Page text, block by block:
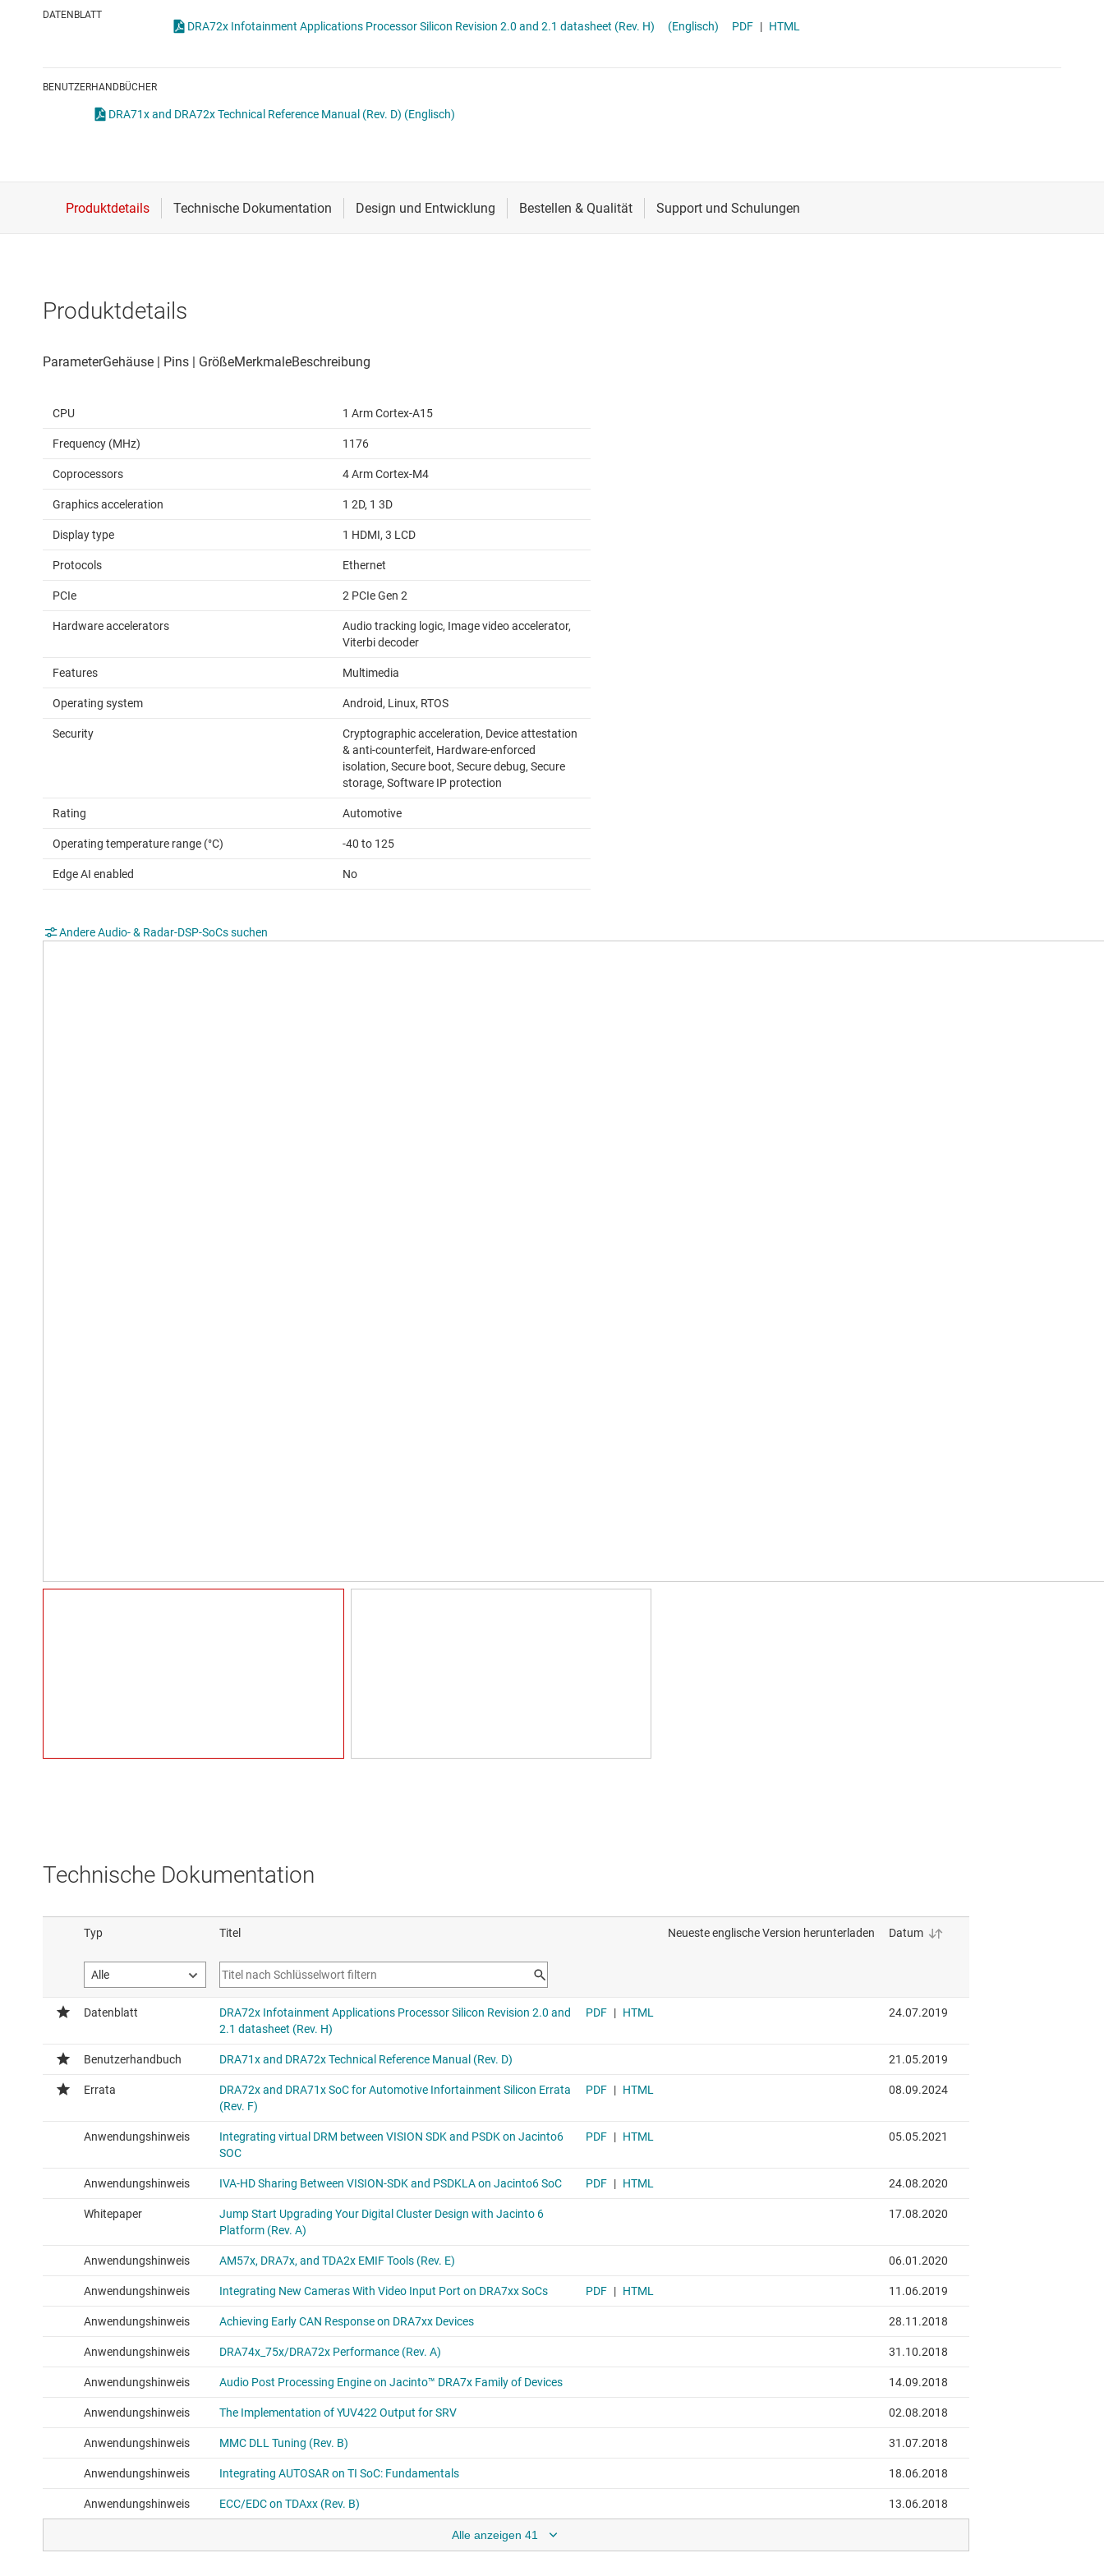
Isolierung Verstärker
DATENBLATT
DRA72x Infotainment Applications Processor Silicon Revision 2.0 and 2.1 datasheet (Rev. H) (Englisch) PDF | HTML
BENUTZERHANDBÜCHER
DRA71x and DRA72x Technical Reference Manual (Rev. D) (Englisch)
Produktdetails
CPU 1 Arm Cortex-A15
Frequency (MHz) 1176
Coprocessors 4 Arm Cortex-M4
Graphics acceleration 1 2D, 1 3D
Display type 1 HDMI, 3 LCD
Protocols Ethernet
PCIe 2 PCIe Gen 2
Hardware accelerators
Audio tracking logic, Image video accelerator,
Viterbi decoder
Features Multimedia
Operating system Android, Linux, RTOS
Security
Cryptographic acceleration, Device attestation
& anti-counterfeit, Hardware-enforced
isolation, Secure boot, Secure debug, Secure
storage, Software IP protection
Rating Automotive
Operating temperature range (°C) -40 to 125
Edge AI enabled No
Andere Audio- & Radar-DSP-SoCs suchen
Technische Dokumentation
Alle anzeigen 41